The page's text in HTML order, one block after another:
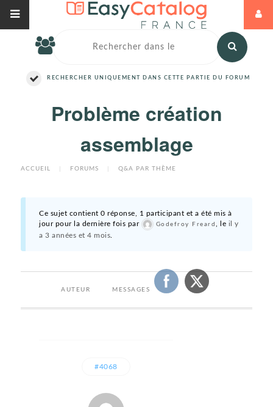
RECHERCHER UNIQUEMENT DANS CETTE PARTIE DU FORUM
Problème création
assemblage
ACCUEIL FORUMS Q&A PAR THÈME
Ce sujet contient 0 réponse, 1 participant et a été mis à
jour pour la dernière fois par
Godefroy Freard , le il y
a 3 années et 4 mois.
AUTEUR MESSAGES
#4068